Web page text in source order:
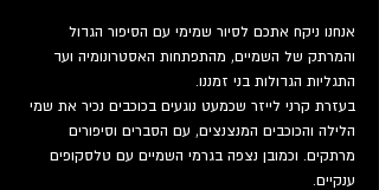
אנחנו ניקח אתכם לסיור שמימי עם הסיפור הגדול
והמרתק של השמיים, מהתפתחות האסטרונומיה ועד
בעזרת קרני לייזר שכמעט נוגעים בכוכבים נכיר את שמי
הלילה והכוכבים המנצנצים, עם הסברים וסיפורים
מרתקים. וכמובן נצפה בגרמי השמיים עם טלסקופים
ענקיים.